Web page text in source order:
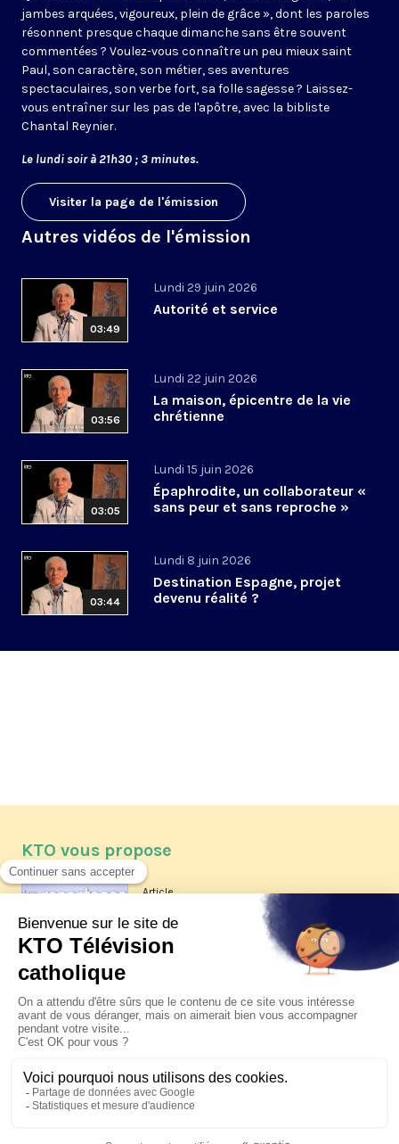
jambes arquées, vigoureux, plein de grâce », dont les paroles
résonnent presque chaque dimanche sans être souvent
commentées ? Voulez-vous connaître un peu mieux saint
Paul, son caractère, son métier, ses aventures
spectaculaires, son verbe fort, sa folle sagesse ? Laissez-
vous entraîner sur les pas de l'apôtre, avec la bibliste
Chantal Reynier.
Le lundi soir à 21h30 ; 3 minutes.
Visiter la page de l'émission
Autres vidéos de l'émission
03:49
Lundi 29 juin 2026
Autorité et service
03:56
Lundi 22 juin 2026
La maison, épicentre de la vie
chrétienne
03:05
Lundi 15 juin 2026
Épaphrodite, un collaborateur «
sans peur et sans reproche »
03:44
Lundi 8 juin 2026
Destination Espagne, projet
devenu réalité ?
KTO vous propose
Article
Les reportages d'été 2026 de KTO
La visite pastorale du pape Léon
XIV à Assise à suivre sur KTO le
jeudi 6 août
Le pape en Uruguay, Argentine et
Pérou du 6 au 17 novembre 2026